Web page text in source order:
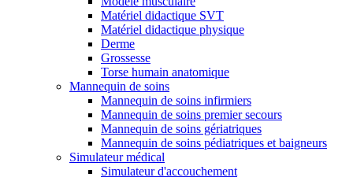
Matériel didactique SVT
Matériel didactique physique
Derme
Grossesse
Torse humain anatomique
Mannequin de soins
Mannequin de soins infirmiers
Mannequin de soins premier secours
Mannequin de soins gériatriques
Mannequin de soins pédiatriques et baigneurs
Simulateur médical
Simulateur d'accouchement